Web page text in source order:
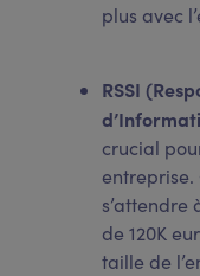
plus avec
RSSI
crucial
entreprise.
s’attendre
de 120K
taille de